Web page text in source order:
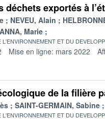
déchets exportés à
NEVEU, Alain
Marie
ET DU
Mise en ligne: mars 2022
de la filière
SAINT-GERMAIN, Sabine
ET DU